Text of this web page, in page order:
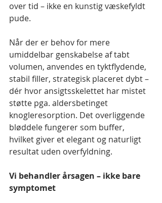
over tid – ikke en kunstig væskefyldt
pude.
Når der er behov for mere
umiddelbar genskabelse af tabt
volumen, anvendes en tyktflydende,
stabil filler, strategisk placeret dybt –
dér hvor ansigtsskelettet har mistet
støtte pga. aldersbetinget
knogleresorption. Det overliggende
bløddele fungerer som buffer,
hvilket giver et elegant og naturligt
resultat uden overfyldning.
Vi behandler årsagen – ikke bare
symptomet